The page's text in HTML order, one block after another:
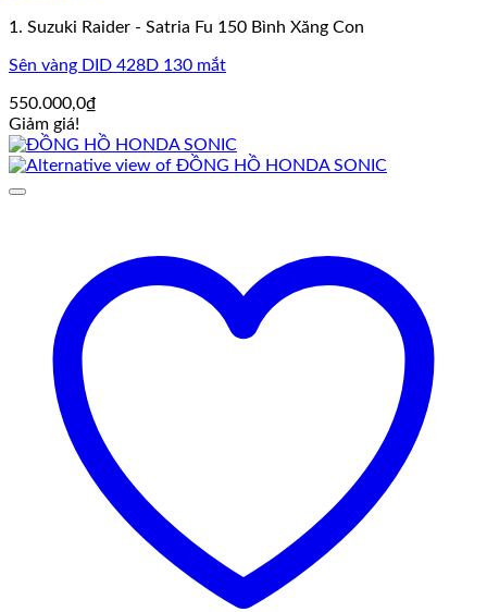
1. Suzuki Raider - Satria Fu 150 Bình Xăng Con
Sên vàng DID 428D 130 mắt
550.000,0₫
Giảm giá!